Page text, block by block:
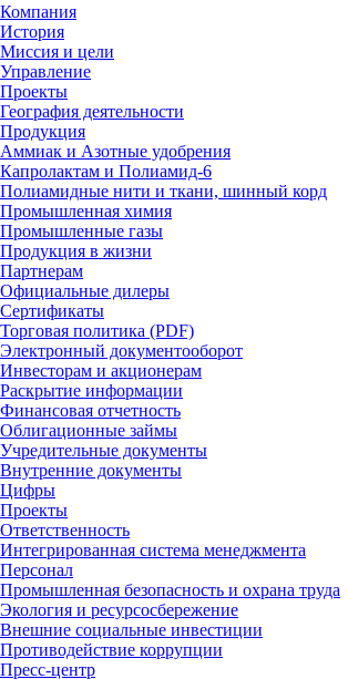
Компания
История
Миссия и цели
Управление
Проекты
География деятельности
Продукция
Аммиак и Азотные удобрения
Капролактам и Полиамид-6
Полиамидные нити и ткани, шинный корд
Промышленная химия
Промышленные газы
Продукция в жизни
Партнерам
Официальные дилеры
Сертификаты
Торговая политика (PDF)
Электронный документооборот
Инвесторам и акционерам
Раскрытие информации
Финансовая отчетность
Облигационные займы
Учредительные документы
Внутренние документы
Цифры
Проекты
Ответственность
Интегрированная система менеджмента
Персонал
Промышленная безопасность и охрана труда
Экология и ресурсосбережение
Внешние социальные инвестиции
Противодействие коррупции
Пресс-центр